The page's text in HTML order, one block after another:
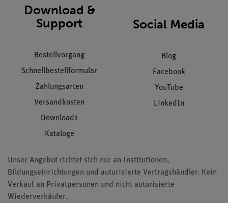
Download &
Support
Bestellvorgang
Schnellbestellformular
Zahlungsarten
Versandkosten
Downloads
Kataloge
Social Media
Blog
Facebook
YouTube
LinkedIn
Unser Angebot richtet sich nur an Institutionen,
Bildungseinrichtungen und autorisierte Vertragshändler. Kein
Verkauf an Privatpersonen und nicht autorisierte
Wiederverkäufer.